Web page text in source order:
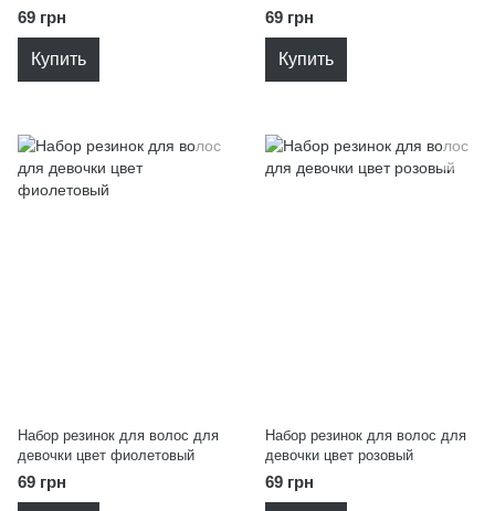
69 грн
Купить
69 грн
Купить
Набор резинок для волос для
девочки цвет фиолетовый
69 грн
Набор резинок для волос для
девочки цвет розовый
69 грн